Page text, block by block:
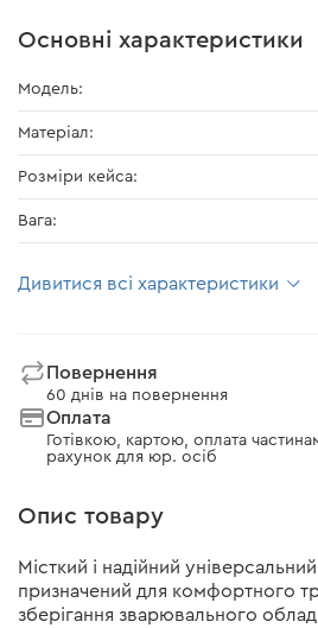
Основні характеристики
Модель:
Матеріал:
Розміри кейса:
Вага:
Дивитися всі характеристики
Повернення
60 днів на повернення
Оплата
Готівкою, картою, оплата
рахунок для юр. осіб
Опис товару
Місткий і надійний
призначений для комфортного
зберігання зварювального